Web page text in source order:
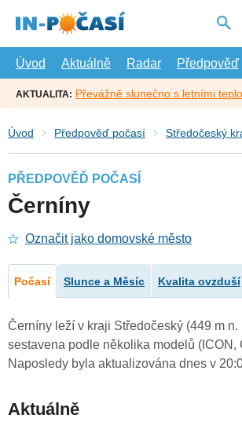
hlavní
Úvod
Aktuálně Radar Předpověď
AKTUALITA: Převážně slunečno s letními
Úvod Předpověď počasí Středočeský
PŘEDPOVĚĎ POČASÍ
Černíny
Označit jako domovské město
Počasí Slunce a Měsíc Kvalita ovzduší
Černíny leží v kraji Středočeský (449 m
sestavena podle několika modelů (ICON,
Naposledy byla aktualizována dnes v
Aktuálně